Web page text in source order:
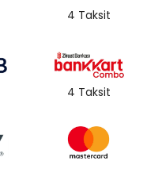
4 Taksit
4 Taksit